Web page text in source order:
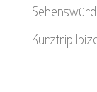
Kurztrip